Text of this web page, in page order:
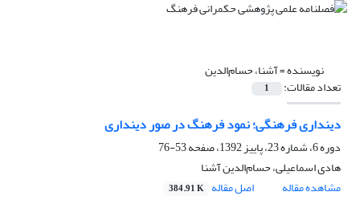
نویسنده =آشنا، حسام‌الدین
تعداد مقالات: 1
دینداری فرهنگی؛ نمود فرهنگ در صور دینداری
دوره 6، شماره 23، پاییز 1392، صفحه
53-76
هادی اسماعیلی، حسام‌الدین آشنا
مشاهده مقاله
اصل مقاله 384.91 K